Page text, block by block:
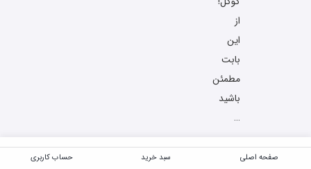
از
این
بابت
مطمئن
باشید
…
صفحه اصلی سبد خرید حساب کاربری